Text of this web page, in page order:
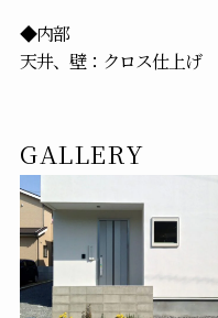
◆内部
天井、壁：クロス仕上げ
GALLERY